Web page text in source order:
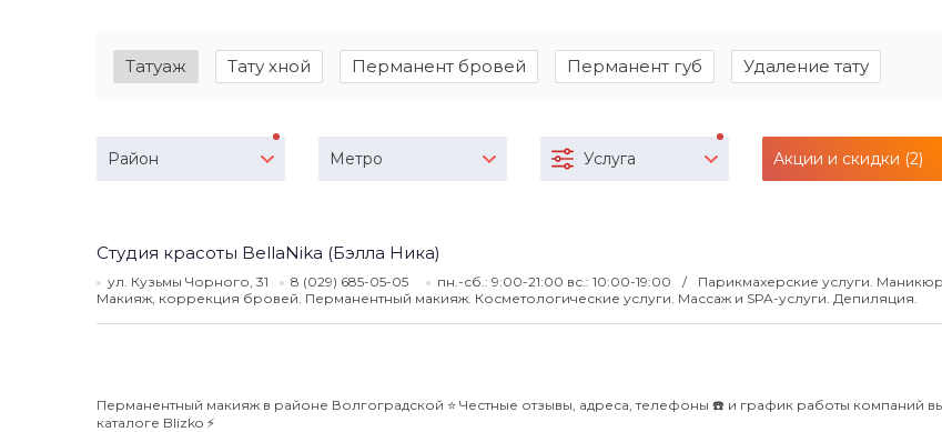
Татуаж Тату хной Перманент бровей Перманент губ Удаление тату
Район Метро Услуга Акции и скидки (2)
Студия красоты BellaNika (Бэлла Ника)
ул. Кузьмы Чорного, 31 8 (029) 685-05-05 пн.-сб.: 9:00-21:00 вс.: 10:00-19:00
Парикмахерские услуги.
Макияж, коррекция бровей. Перманентный макияж. Косметологические услуги. Массаж и SPA-услуги. Депиляция.
Перманентный макияж в районе Волгоградской ⭐️ Честные отзывы, адреса, телефоны ☎️ и график работы компаний
каталоге Blizko ⚡️